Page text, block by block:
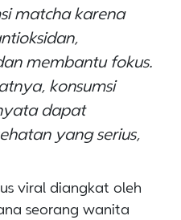
matcha karena
membantu fokus.
konsumsi
dapat
yang serius,
viral diangkat oleh
seorang wanita